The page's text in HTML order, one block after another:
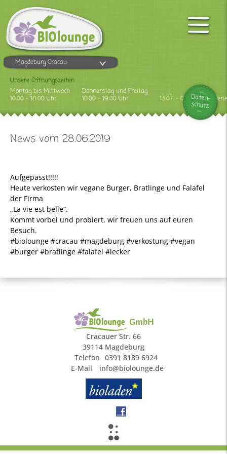
Magdeburg Cracau
Unsere Öffnungszeiten
Montag bis Mittwoch
10.00 - 18.00 Uhr
Donnerstag und Freitag
10.00 - 19.00 Uhr
13.07. - 09.08.2026
Daten-
schutz
News vom 28.06.2019
Aufgepasst!!!!!
Heute verkosten wir vegane Burger, Bratlinge und Falafel
der Firma
„La vie est belle“.
Kommt vorbei und probiert, wir freuen uns auf euren
Besuch.
#biolounge #cracau #magdeburg #verkostung #vegan
#burger #bratlinge #falafel #lecker
GmbH
Cracauer Str. 66
39114 Magdeburg
Telefon 0391 8189 6924
E-Mail
info@biolounge.de